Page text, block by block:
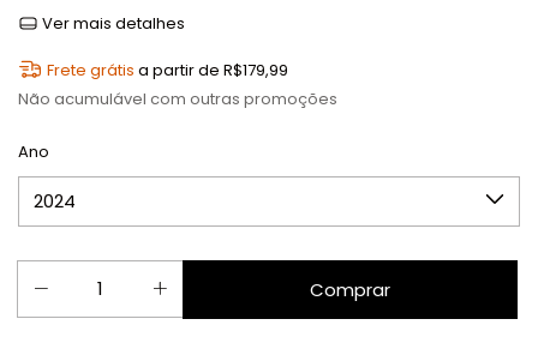
Ver mais detalhes
Frete grátis a partir de R$179,99
Não acumulável com outras promoções
Ano